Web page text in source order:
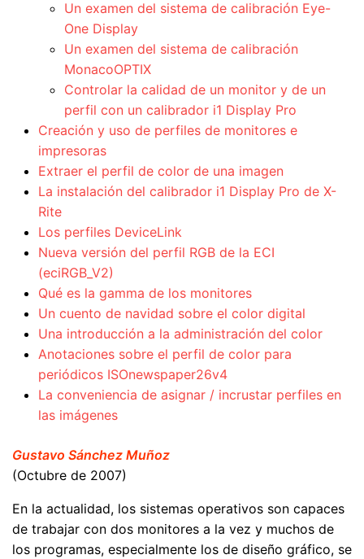
Un examen del sistema de calibración Eye-
One Display
Un examen del sistema de calibración
MonacoOPTIX
Controlar la calidad de un monitor y de un
perfil con un calibrador i1 Display Pro
Creación y uso de perfiles de monitores e
impresoras
Extraer el perfil de color de una imagen
La instalación del calibrador i1 Display Pro de X-
Rite
Los perfiles DeviceLink
Nueva versión del perfil RGB de la ECI
(eciRGB_V2)
Qué es la gamma de los monitores
Un cuento de navidad sobre el color digital
Una introducción a la administración del color
Anotaciones sobre el perfil de color para
periódicos ISOnewspaper26v4
La conveniencia de asignar / incrustar perfiles en
las imágenes
Gustavo Sánchez Muñoz
(Octubre de 2007)
En la actualidad, los sistemas operativos son capaces
de trabajar con dos monitores a la vez y muchos de
los programas, especialmente los de diseño gráfico, se